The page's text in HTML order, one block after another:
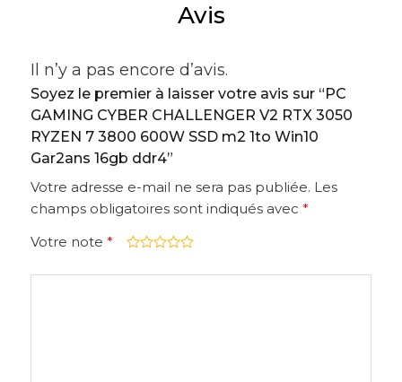
Avis
Il n’y a pas encore d’avis.
Soyez le premier à laisser votre avis sur “PC
GAMING CYBER CHALLENGER V2 RTX 3050
RYZEN 7 3800 600W SSD m2 1to Win10
Gar2ans 16gb ddr4”
Votre adresse e-mail ne sera pas publiée. Les
champs obligatoires sont indiqués avec *
Votre note *